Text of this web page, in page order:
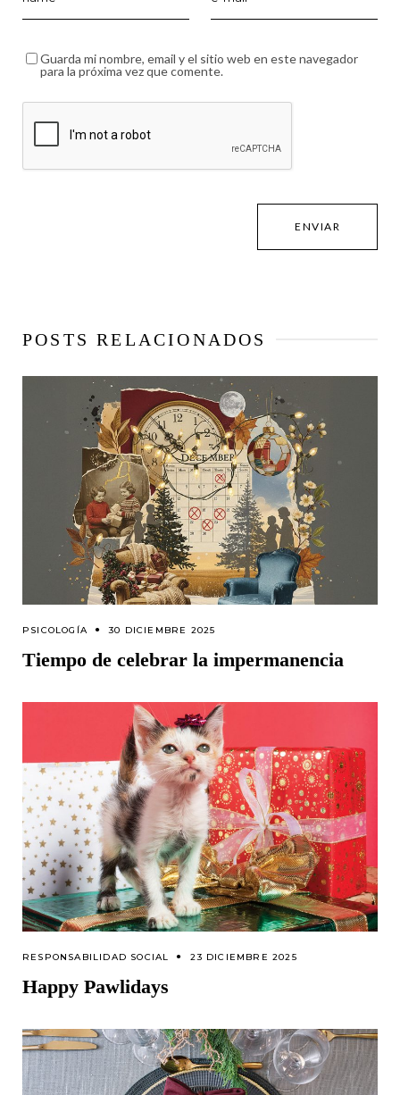
Guarda mi nombre, email y el sitio web en este navegador
para la próxima vez que comente.
POSTS RELACIONADOS
PSICOLOGÍA 30 DICIEMBRE 2025
Tiempo de celebrar la impermanencia
RESPONSABILIDAD SOCIAL 23 DICIEMBRE 2025
Happy Pawlidays